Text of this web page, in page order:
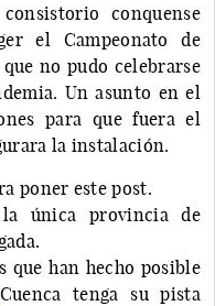
conquense
el Campeonato de
que no pudo celebrarse
Un asunto en el
para que fuera el
la instalación.
poner este post.
la única provincia de
que han hecho posible
tenga su pista